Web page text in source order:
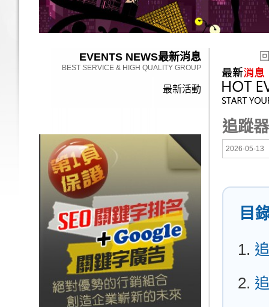
EVENTS NEWS最新消息
BEST SERVICE & HIGH QUALITY GROUP
最新活動
追蹤
2026-05-13
目